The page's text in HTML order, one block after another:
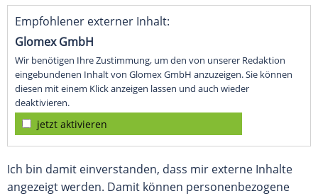
Empfohlener externer Inhalt:
Glomex GmbH
Wir benötigen Ihre Zustimmung, um den von unserer Redaktion
eingebundenen Inhalt von Glomex GmbH anzuzeigen. Sie können
diesen mit einem Klick anzeigen lassen und auch wieder
deaktivieren.
jetzt aktivieren
Ich bin damit einverstanden, dass mir externe Inhalte
angezeigt werden. Damit können personenbezogene